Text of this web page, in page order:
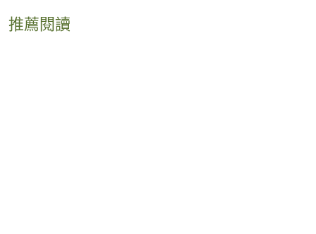
推薦閱讀